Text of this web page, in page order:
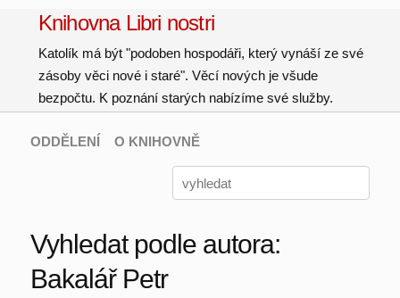
Knihovna Libri nostri
Katolík má být "podoben hospodáři, který vynáší ze své
zásoby věci nové i staré". Věcí nových je všude
bezpočtu. K poznání starých nabízíme své služby.
ODDĚLENÍ O KNIHOVNĚ
Vyhledat podle autora:
Bakalář Petr